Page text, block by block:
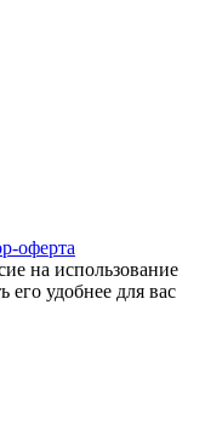
оферта
на использование
удобнее для вас